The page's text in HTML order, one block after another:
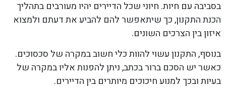
בסביבה עם חיות. חיוני שכל הדיירים יהיו מעורבים בתהליך
הכנת התקנון, כך שיתאפשר להם להביע את דעתם ולמצוא
איזון בין הצרכים השונים.
בנוסף, התקנון עשוי להוות כלי חשוב במקרה של סכסוכים.
כאשר יש הסכם ברור בכתב, ניתן להפנות אליו במקרה של
בעיות ובכך למנוע חיכוכים מיותרים בין הדיירים.